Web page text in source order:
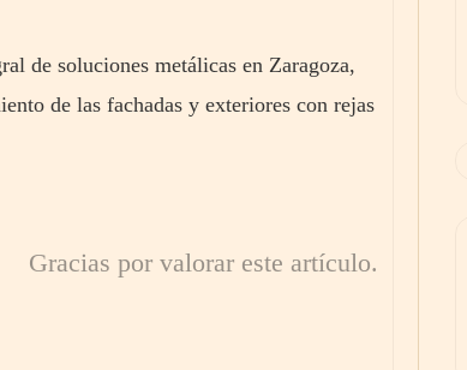
de soluciones metálicas en Zaragoza,
de las fachadas y exteriores con rejas
Gracias por valorar este artículo.